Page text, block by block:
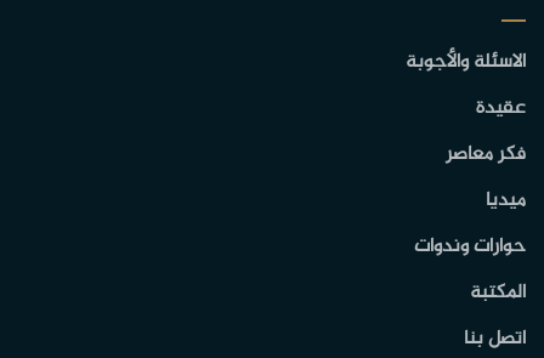
الاسئلة والأجوبة
عقيدة
فكر معاصر
ميديا
حوارات وندوات
المكتبة
اتصل بنا